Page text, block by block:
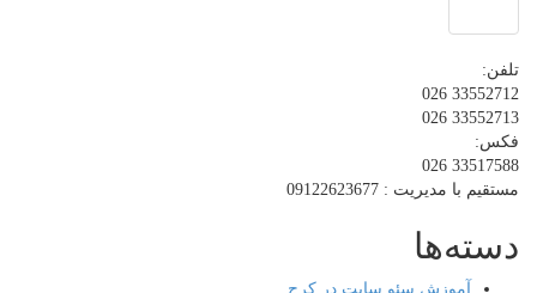
تلفن:
33552712 026
33552713 026
فکس:
33517588 026
مستقیم با مدیریت : 09122623677
دسته‌ها
آموزش سئو سایت در کرج